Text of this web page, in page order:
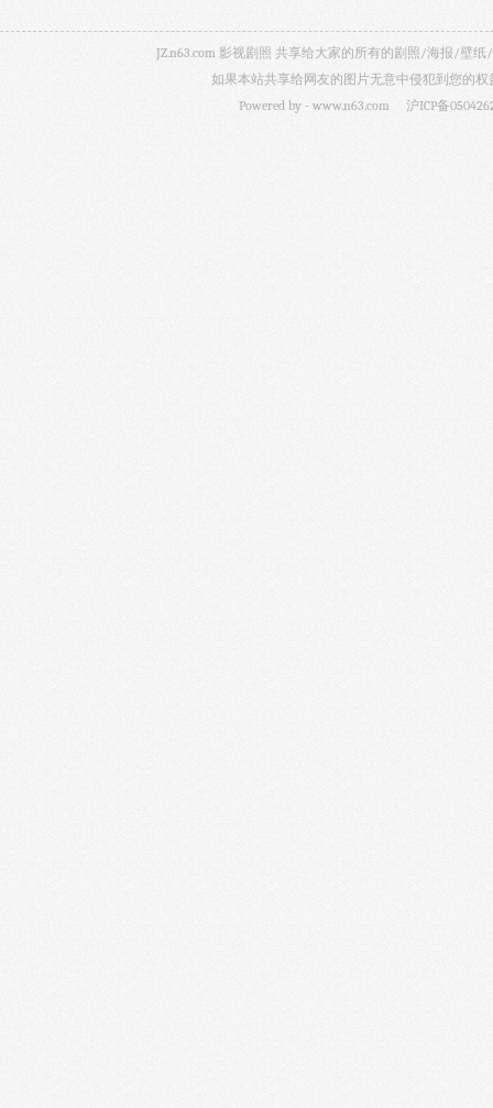
JZ.n63.com 影视剧照 共享给大家的所有的剧照/海报/壁
如果本站共享给网友的图片无意中侵犯到您的
Powered by - www.n63.com 沪ICP备